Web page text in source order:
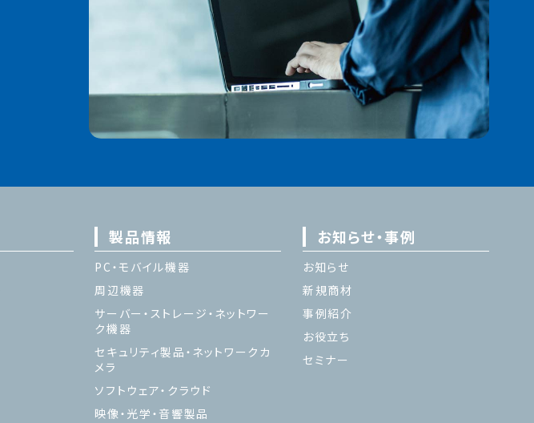
製品情報
PC・モバイル機器
周辺機器
サーバー・ストレージ・ネットワー
ク機器
セキュリティ製品・ネットワークカ
メラ
ソフトウェア・クラウド
映像・光学・音響製品
お知らせ・事例
お知らせ
新規商材
事例紹介
お役立ち
セミナー